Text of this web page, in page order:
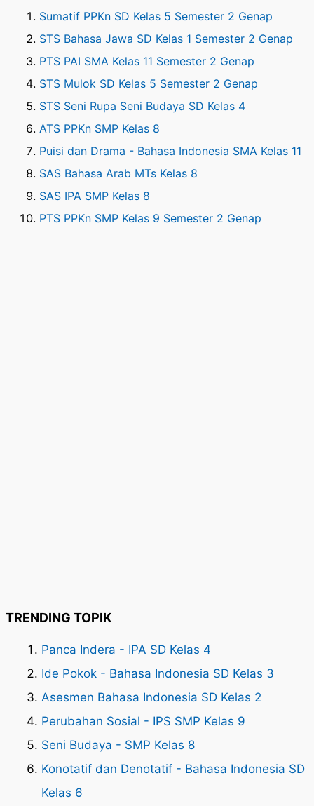
Sumatif PPKn SD Kelas 5 Semester 2 Genap
STS Bahasa Jawa SD Kelas 1 Semester 2 Genap
PTS PAI SMA Kelas 11 Semester 2 Genap
STS Mulok SD Kelas 5 Semester 2 Genap
STS Seni Rupa Seni Budaya SD Kelas 4
ATS PPKn SMP Kelas 8
Puisi dan Drama - Bahasa Indonesia SMA Kelas 11
SAS Bahasa Arab MTs Kelas 8
SAS IPA SMP Kelas 8
PTS PPKn SMP Kelas 9 Semester 2 Genap
TRENDING TOPIK
Panca Indera - IPA SD Kelas 4
Ide Pokok - Bahasa Indonesia SD Kelas 3
Asesmen Bahasa Indonesia SD Kelas 2
Perubahan Sosial - IPS SMP Kelas 9
Seni Budaya - SMP Kelas 8
Konotatif dan Denotatif - Bahasa Indonesia SD
Kelas 6